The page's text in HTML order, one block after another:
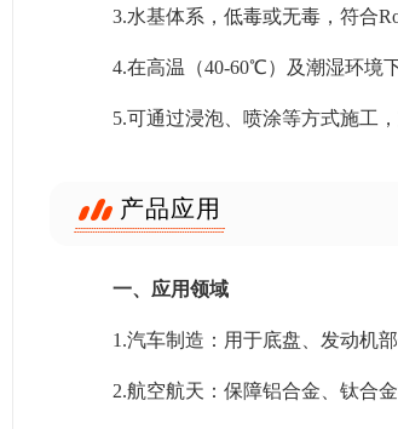
3.水基体系，低毒或无毒，符合
4.在高温（40-60℃）及潮湿环境
5.可通过浸泡、喷涂等方式施工
产品应用
一、应用领域
1.汽车制造：用于底盘、发动机
2.航空航天：保障铝合金、钛合